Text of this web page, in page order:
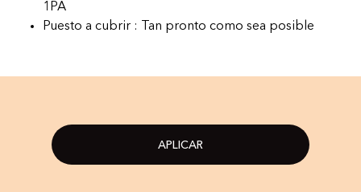
1PA
Puesto a cubrir : Tan pronto como sea posible
APLICAR